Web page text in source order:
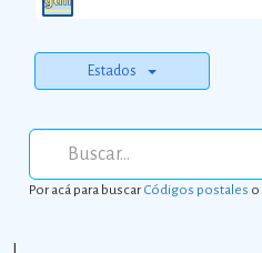
Estados
Por acá para buscarCódigos postales o